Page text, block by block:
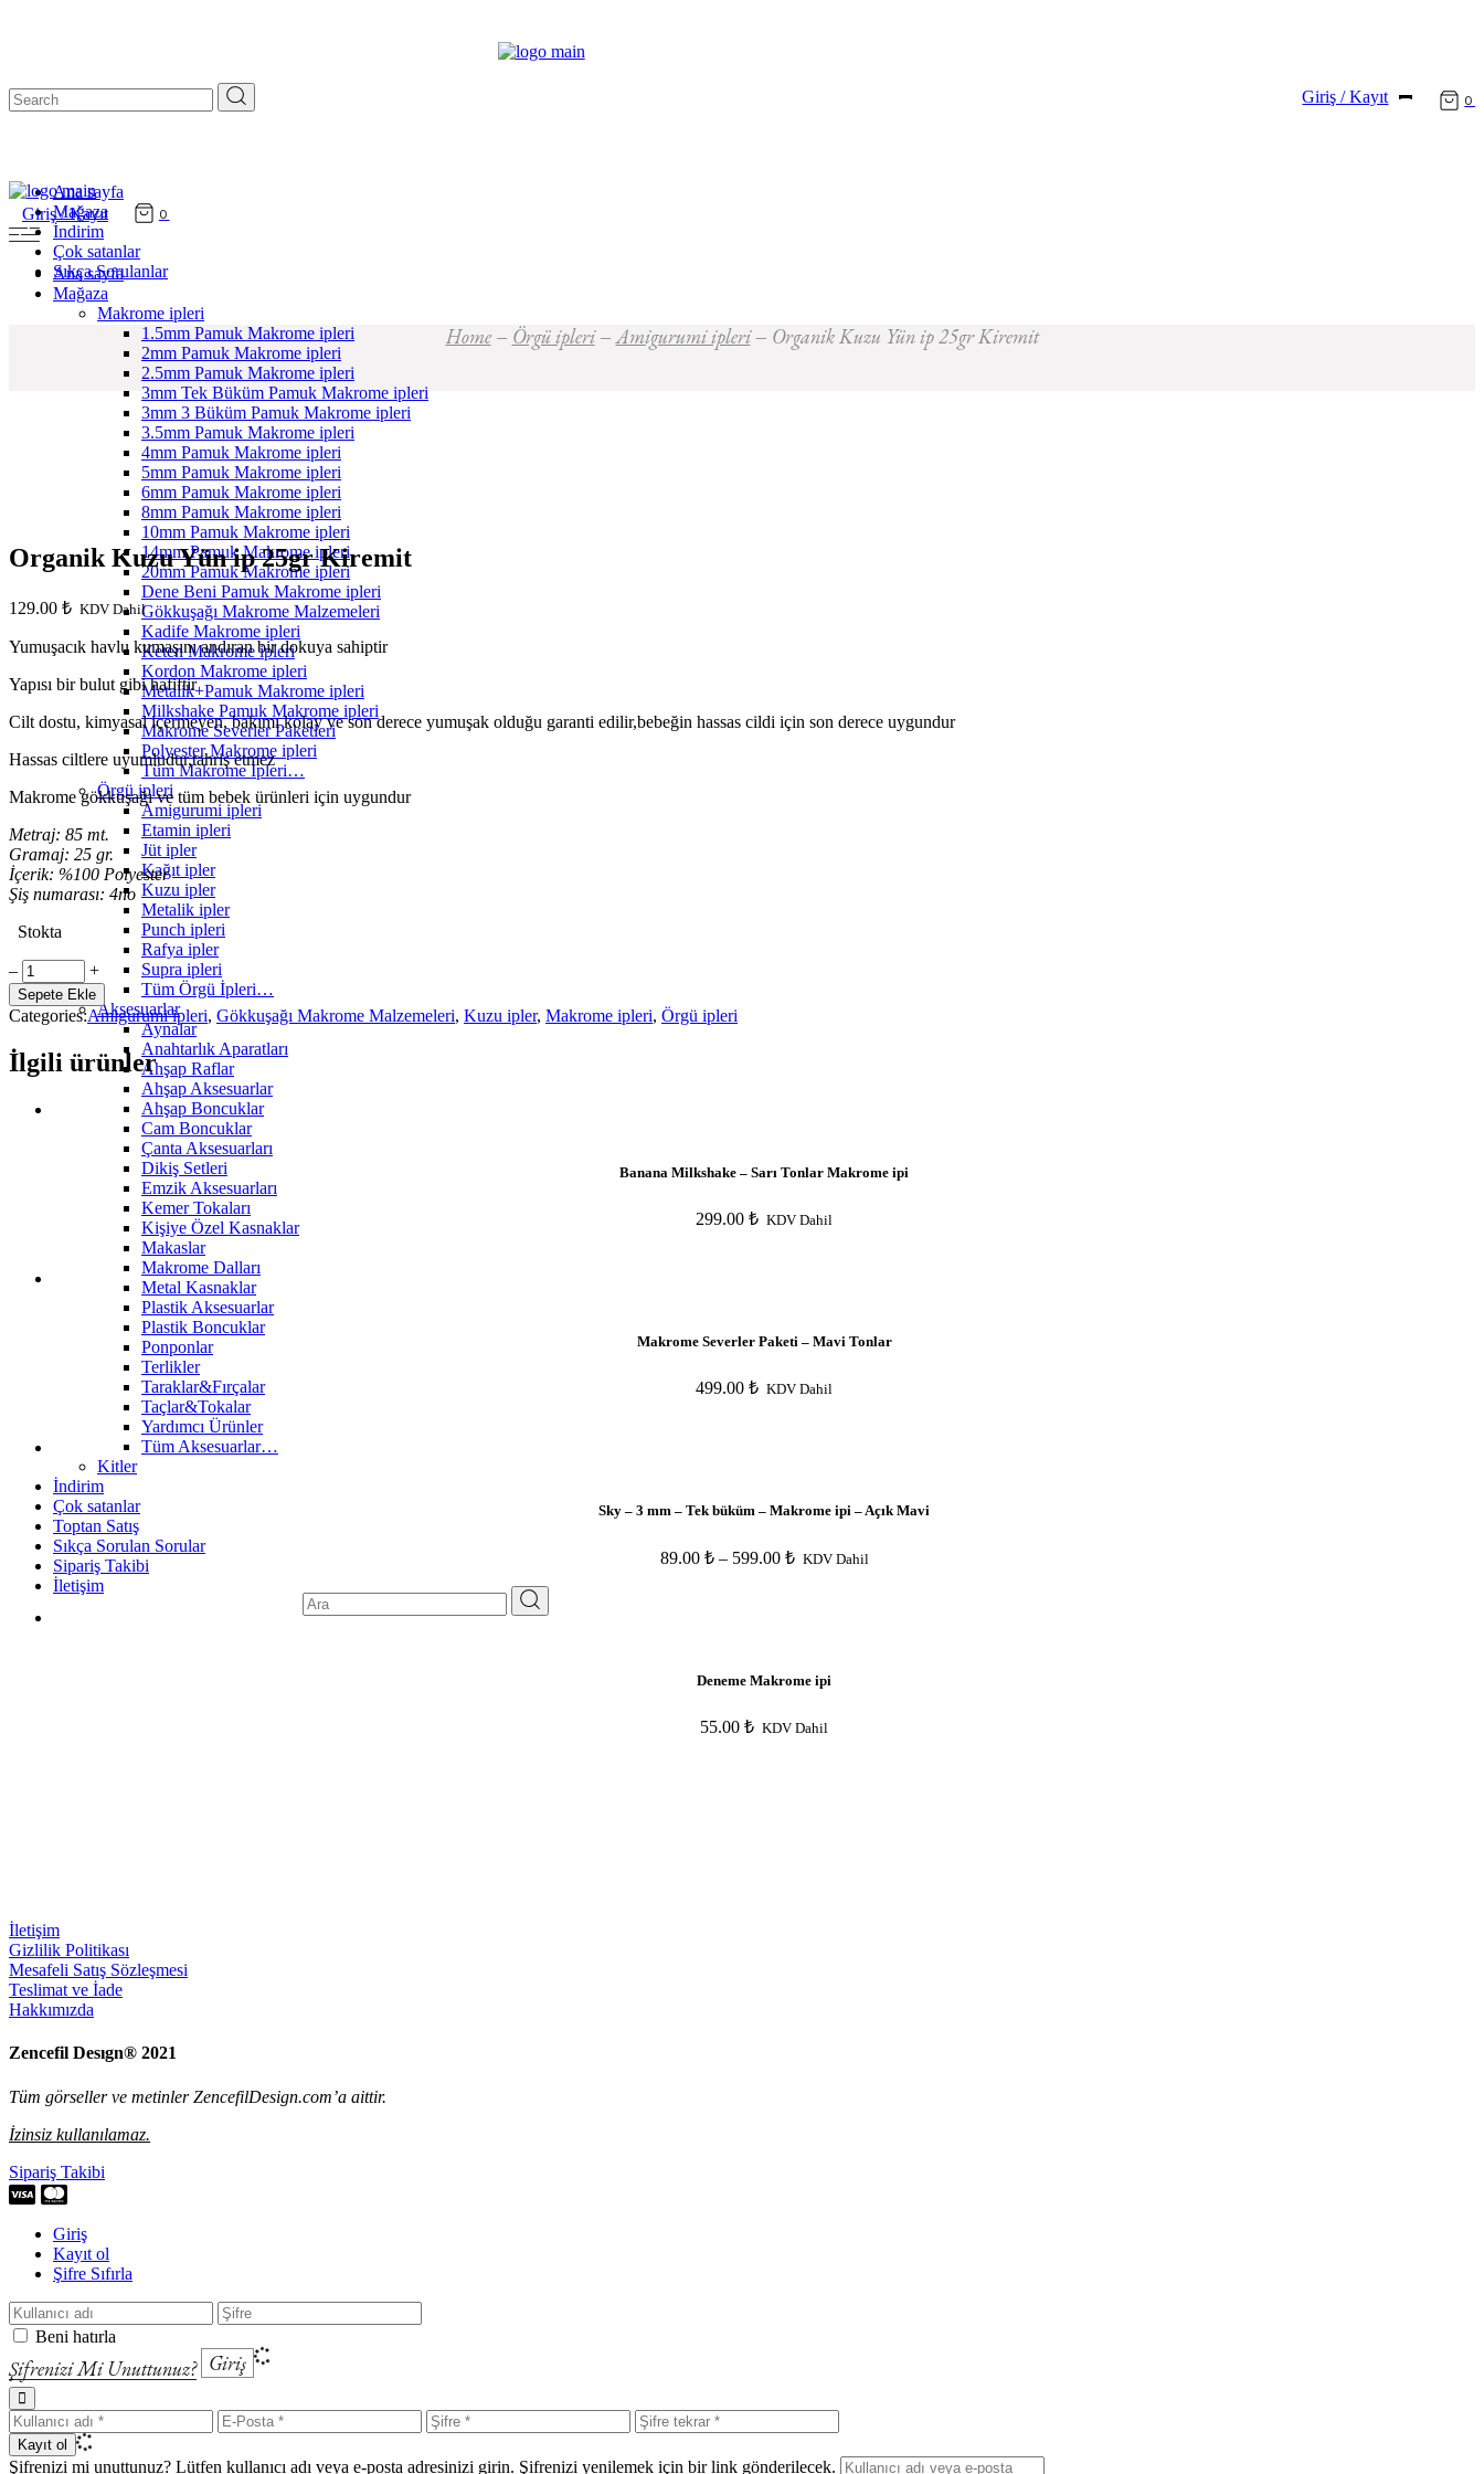
Search
for:
Giriş / Kayıt 0
Ana sayfa
Mağaza
İndirim
Çok satanlar
Sıkça Sorulanlar
Giriş / Kayıt 0
Ana sayfa
Mağaza
Makrome ipleri
1.5mm Pamuk Makrome ipleri
2mm Pamuk Makrome ipleri
2.5mm Pamuk Makrome ipleri
3mm Tek Büküm Pamuk Makrome ipleri
3mm 3 Büküm Pamuk Makrome ipleri
3.5mm Pamuk Makrome ipleri
4mm Pamuk Makrome ipleri
5mm Pamuk Makrome ipleri
6mm Pamuk Makrome ipleri
8mm Pamuk Makrome ipleri
10mm Pamuk Makrome ipleri
14mm Pamuk Makrome ipleri
20mm Pamuk Makrome ipleri
Dene Beni Pamuk Makrome ipleri
Gökkuşağı Makrome Malzemeleri
Kadife Makrome ipleri
Keten Makrome ipleri
Kordon Makrome ipleri
Metalik+Pamuk Makrome ipleri
Milkshake Pamuk Makrome ipleri
Makrome Severler Paketleri
Polyester Makrome ipleri
Tüm Makrome İpleri…
Örgü ipleri
Amigurumi ipleri
Etamin ipleri
Jüt ipler
Kağıt ipler
Kuzu ipler
Metalik ipler
Punch ipleri
Rafya ipler
Supra ipleri
Tüm Örgü İpleri…
Aksesuarlar
Aynalar
Anahtarlık Aparatları
Ahşap Raflar
Ahşap Aksesuarlar
Ahşap Boncuklar
Cam Boncuklar
Çanta Aksesuarları
Dikiş Setleri
Emzik Aksesuarları
Kemer Tokaları
Kişiye Özel Kasnaklar
Makaslar
Makrome Dalları
Metal Kasnaklar
Plastik Aksesuarlar
Plastik Boncuklar
Ponponlar
Terlikler
Taraklar&Fırçalar
Taçlar&Tokalar
Yardımcı Ürünler
Tüm Aksesuarlar…
Kitler
İndirim
Çok satanlar
Toptan Satış
Sıkça Sorulan Sorular
Sipariş Takibi
İletişim
Search
for:
Home Örgü ipleri Amigurumi ipleri Organik Kuzu Yün ip 25gr Kiremit
Organik Kuzu Yün ip 25gr Kiremit
129.00 ₺ KDV Dahil
Yumuşacık havlu kumaşını andıran bir dokuya sahiptir
Yapısı bir bulut gibi hafiftir
Cilt dostu, kimyasal içermeyen, bakımı kolay ve son derece yumuşak olduğu garanti edilir,bebeğin hassas cildi için son derece uygundur
Hassas ciltlere uyumludur,tahriş etmez
Makrome gökkuşağı ve tüm bebek ürünleri için uygundur
Metraj: 85 mt.
Gramaj: 25 gr.
İçerik: %100 Polyester
Şiş numarası: 4no
Stokta
Organik
Kuzu
Yün
ip
25gr
Kiremit
‒ +
Sepete Ekle
Categories:Amigurumi ipleri, Gökkuşağı Makrome Malzemeleri, Kuzu ipler, Makrome ipleri, Örgü ipleri
İlgili ürünler
Banana Milkshake – Sarı Tonlar Makrome ipi
299.00 ₺ KDV Dahil
Makrome Severler Paketi – Mavi Tonlar
499.00 ₺ KDV Dahil
Sky – 3 mm – Tek büküm – Makrome ipi – Açık Mavi
89.00 ₺– 599.00 ₺ KDV Dahil
Deneme Makrome ipi
55.00 ₺ KDV Dahil
İletişim
Gizlilik Politikası
Mesafeli Satış Sözleşmesi
Teslimat ve İade
Hakkımızda
Zencefil Desıgn® 2021
Tüm görseller ve metinler ZencefilDesign.com’a aittir.
İzinsiz kullanılamaz.
Sipariş Takibi
Giriş
Kayıt ol
Şifre Sıfırla
Beni hatırla
Şifrenizi Mi Unuttunuz? Giriş
Kayıt ol
Şifrenizi mi unuttunuz? Lütfen kullanıcı adı veya e-posta adresinizi girin. Şifrenizi yenilemek için bir link gönderilecek.